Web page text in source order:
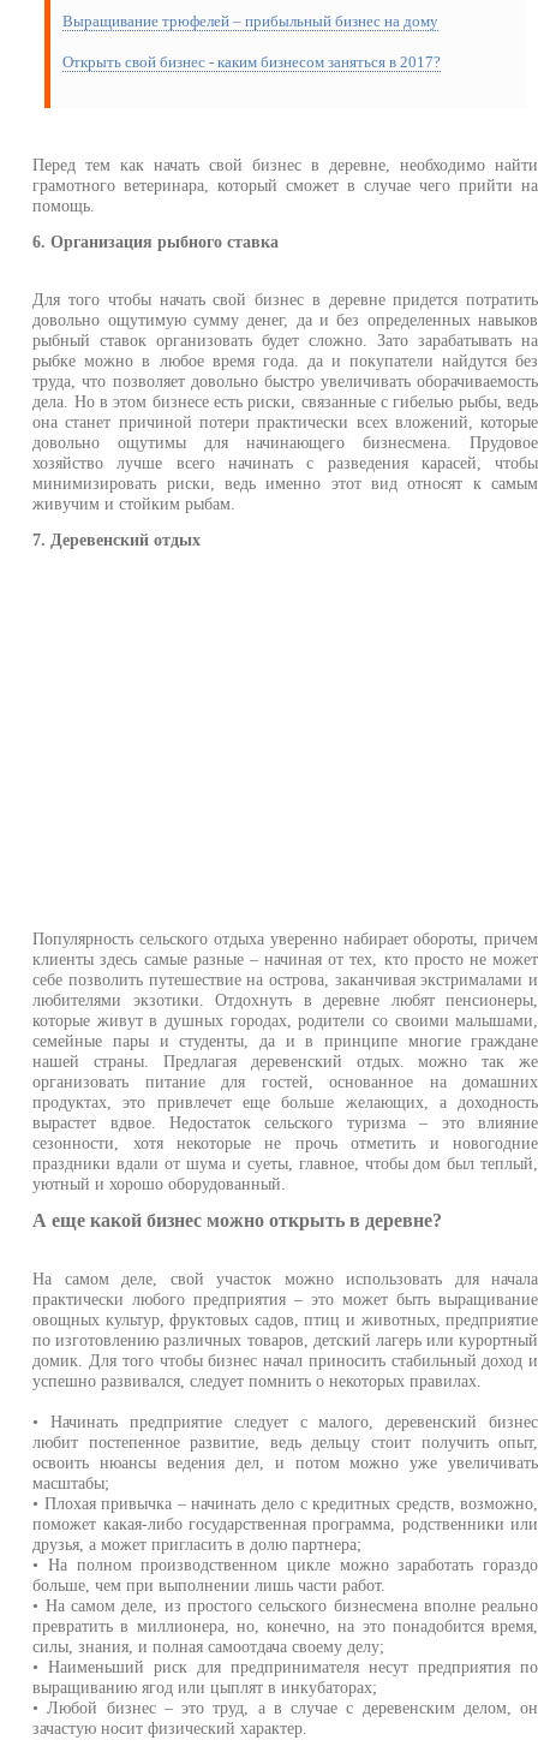
Выращивание трюфелей – прибыльный бизнес на дому
Открыть свой бизнес - каким бизнесом заняться в 2017?
Перед тем как начать свой бизнес в деревне, необходимо найти
грамотного ветеринара, который сможет в случае чего прийти на
помощь.
6. Организация рыбного ставка
Для того чтобы начать свой бизнес в деревне придется потратить
довольно ощутимую сумму денег, да и без определенных навыков
рыбный ставок организовать будет сложно. Зато зарабатывать на
рыбке можно в любое время года. да и покупатели найдутся без
труда, что позволяет довольно быстро увеличивать оборачиваемость
дела. Но в этом бизнесе есть риски, связанные с гибелью рыбы, ведь
она станет причиной потери практически всех вложений, которые
довольно ощутимы для начинающего бизнесмена. Прудовое
хозяйство лучше всего начинать с разведения карасей, чтобы
минимизировать риски, ведь именно этот вид относят к самым
живучим и стойким рыбам.
7. Деревенский отдых
Популярность сельского отдыха уверенно набирает обороты, причем
клиенты здесь самые разные – начиная от тех, кто просто не может
себе позволить путешествие на острова, заканчивая экстрималами и
любителями экзотики. Отдохнуть в деревне любят пенсионеры,
которые живут в душных городах, родители со своими малышами,
семейные пары и студенты, да и в принципе многие граждане
нашей страны. Предлагая деревенский отдых. можно так же
организовать питание для гостей, основанное на домашних
продуктах, это привлечет еще больше желающих, а доходность
вырастет вдвое. Недостаток сельского туризма – это влияние
сезонности, хотя некоторые не прочь отметить и новогодние
праздники вдали от шума и суеты, главное, чтобы дом был теплый,
уютный и хорошо оборудованный.
А еще какой бизнес можно открыть в деревне?
На самом деле, свой участок можно использовать для начала
практически любого предприятия – это может быть выращивание
овощных культур, фруктовых садов, птиц и животных, предприятие
по изготовлению различных товаров, детский лагерь или курортный
домик. Для того чтобы бизнес начал приносить стабильный доход и
успешно развивался, следует помнить о некоторых правилах.
• Начинать предприятие следует с малого, деревенский бизнес
любит постепенное развитие, ведь дельцу стоит получить опыт,
освоить нюансы ведения дел, и потом можно уже увеличивать
масштабы;
• Плохая привычка – начинать дело с кредитных средств, возможно,
поможет какая-либо государственная программа, родственники или
друзья, а может пригласить в долю партнера;
• На полном производственном цикле можно заработать гораздо
больше, чем при выполнении лишь части работ.
• На самом деле, из простого сельского бизнесмена вполне реально
превратить в миллионера, но, конечно, на это понадобится время,
силы, знания, и полная самоотдача своему делу;
• Наименьший риск для предпринимателя несут предприятия по
выращиванию ягод или цыплят в инкубаторах;
• Любой бизнес – это труд, а в случае с деревенским делом, он
зачастую носит физический характер.